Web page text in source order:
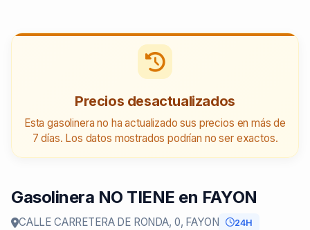
Precios desactualizados
Esta gasolinera no ha actualizado sus precios en más de
7 días. Los datos mostrados podrían no ser exactos.
Gasolinera NO TIENE en FAYON
CALLE CARRETERA DE RONDA, 0, FAYON 24H